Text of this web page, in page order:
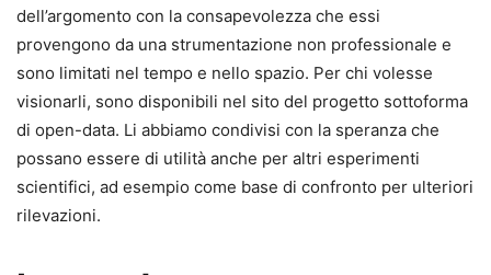
dell’argomento con la consapevolezza che essi
provengono da una strumentazione non professionale e
sono limitati nel tempo e nello spazio. Per chi volesse
visionarli, sono disponibili nel sito del progetto sottoforma
di open-data. Li abbiamo condivisi con la speranza che
possano essere di utilità anche per altri esperimenti
scientifici, ad esempio come base di confronto per ulteriori
rilevazioni.